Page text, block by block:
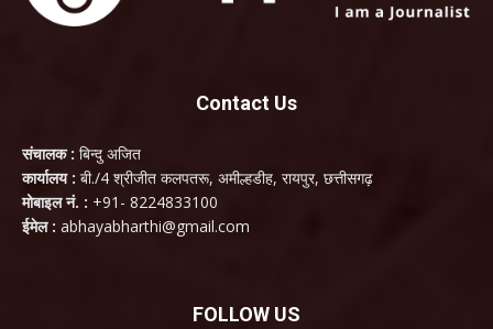
Contact Us
संचालक : बिन्दु अजित
कार्यालय : बी./4 श्रीजीत कलपतरू, अमील्हडीह, रायपुर, छत्तीसगढ़
मोबाइल नं. : +91- 8224833100
ईमेल : abhayabharthi@gmail.com
FOLLOW US